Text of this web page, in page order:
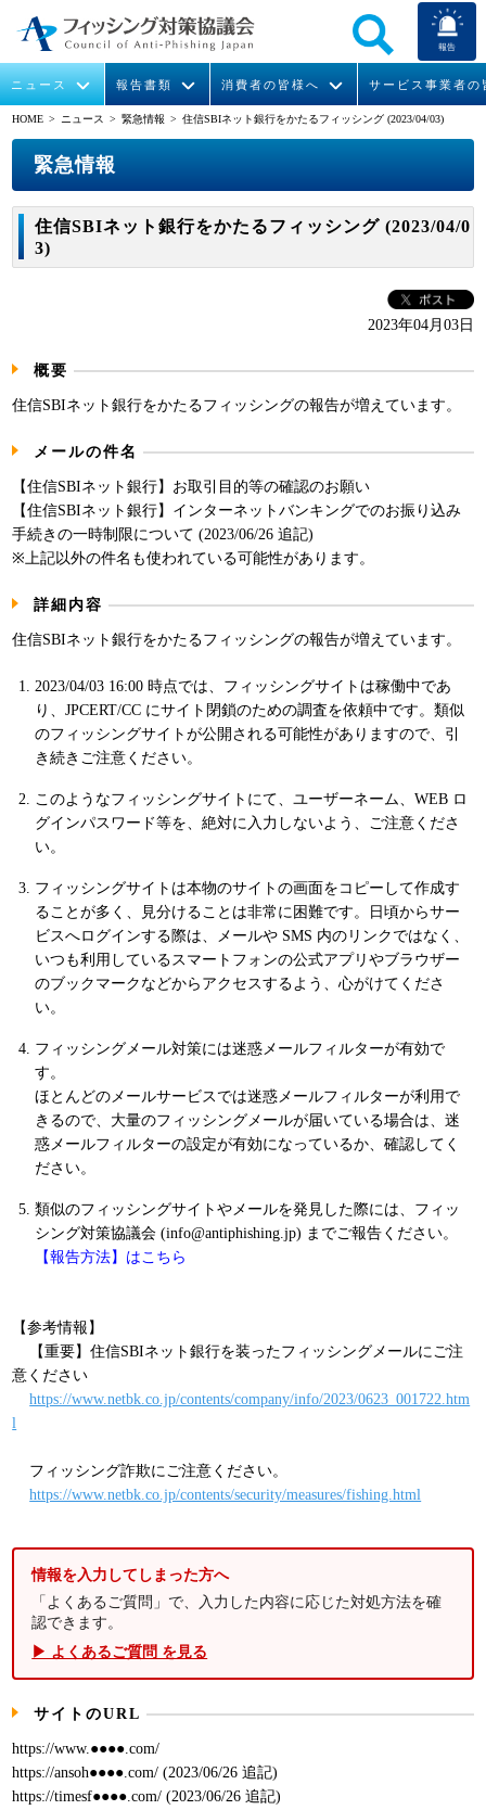
報告
ニュース 報告書類 消費者の皆様へ
マンガでわかるフィッシング詐欺対策 5ヶ条
サービス事業者の
メンバー
入会案内
パンフレット
HOME > ニュース >緊急情報 > 住信SBIネット銀行をかたるフィッシング (2023/04/03)
緊急情報
住信SBIネット銀行をかたるフィッシング (2023/04/0
3)
2023年04月03日
概要
住信SBIネット銀行をかたるフィッシングの報告が増えています。
メールの件名
【住信SBIネット銀行】お取引目的等の確認のお願い
【住信SBIネット銀行】インターネットバンキングでのお振り込み
手続きの一時制限について (2023/06/26 追記)
※上記以外の件名も使われている可能性があります。
詳細内容
住信SBIネット銀行をかたるフィッシングの報告が増えています。
2023/04/03 16:00 時点では、フィッシングサイトは稼働中であ
り、JPCERT/CC にサイト閉鎖のための調査を依頼中です。類似
のフィッシングサイトが公開される可能性がありますので、引
き続きご注意ください。
このようなフィッシングサイトにて、ユーザーネーム、WEB ロ
グインパスワード等を、絶対に入力しないよう、ご注意くださ
い。
フィッシングサイトは本物のサイトの画面をコピーして作成す
ることが多く、見分けることは非常に困難です。日頃からサー
ビスへログインする際は、メールや SMS 内のリンクではなく、
いつも利用しているスマートフォンの公式アプリやブラウザー
のブックマークなどからアクセスするよう、心がけてくださ
い。
フィッシングメール対策には迷惑メールフィルターが有効で
す。
ほとんどのメールサービスでは迷惑メールフィルターが利用で
きるので、大量のフィッシングメールが届いている場合は、迷
惑メールフィルターの設定が有効になっているか、確認してく
ださい。
類似のフィッシングサイトやメールを発見した際には、フィッ
シング対策協議会 (info@antiphishing.jp) までご報告ください。
【報告方法】はこちら
【参考情報】
【重要】住信SBIネット銀行を装ったフィッシングメールにご注
意ください
https://www.netbk.co.jp/contents/company/info/2023/0623_001722.htm
l
フィッシング詐欺にご注意ください。
https://www.netbk.co.jp/contents/security/measures/fishing.html
情報を入力してしまった方へ
「よくあるご質問」で、入力した内容に応じた対処方法を確
認できます。
▶ よくあるご質問 を見る
サイトのURL
https://www.●●●●.com/
https://ansoh●●●●.com/ (2023/06/26 追記)
https://timesf●●●●.com/ (2023/06/26 追記)